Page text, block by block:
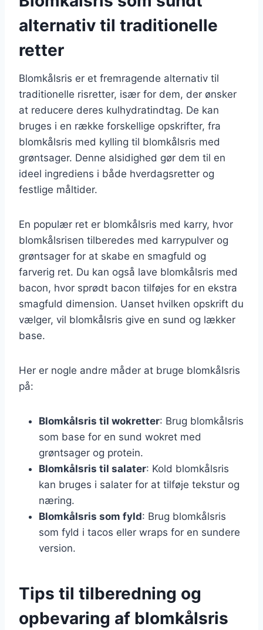
alternativ til traditionelle
retter
Blomkålsris er et fremragende alternativ til
traditionelle risretter, især for dem, der ønsker
at reducere deres kulhydratindtag. De kan
bruges i en række forskellige opskrifter, fra
blomkålsris med kylling til blomkålsris med
grøntsager. Denne alsidighed gør dem til en
ideel ingrediens i både hverdagsretter og
festlige måltider.
En populær ret er blomkålsris med karry, hvor
blomkålsrisen tilberedes med karrypulver og
grøntsager for at skabe en smagfuld og
farverig ret. Du kan også lave blomkålsris med
bacon, hvor sprødt bacon tilføjes for en ekstra
smagfuld dimension. Uanset hvilken opskrift du
vælger, vil blomkålsris give en sund og lækker
base.
Her er nogle andre måder at bruge blomkålsris
på:
Blomkålsris til wokretter: Brug blomkålsris
som base for en sund wokret med
grøntsager og protein.
Blomkålsris til salater: Kold blomkålsris
kan bruges i salater for at tilføje tekstur og
næring.
Blomkålsris som fyld: Brug blomkålsris
som fyld i tacos eller wraps for en sundere
version.
Tips til tilberedning og
opbevaring af blomkålsris